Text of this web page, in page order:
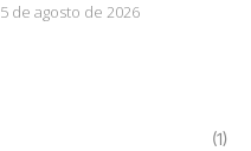
5 de agosto de 2026
(1)